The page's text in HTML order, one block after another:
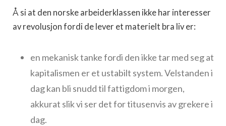
Å si at den norske arbeiderklassen ikke har interesser
av revolusjon fordi de lever et materielt bra liv er:
en mekanisk tanke fordi den ikke tar med seg at
kapitalismen er et ustabilt system. Velstanden i
dag kan bli snudd til fattigdom i morgen,
akkurat slik vi ser det for titusenvis av grekere i
dag.